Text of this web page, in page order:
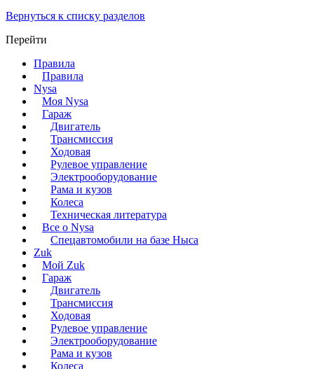
Вернуться к списку разделов
Перейти
Правила
Правила
Nysa
Моя Nysa
Гараж
Двигатель
Трансмиссия
Ходовая
Рулевое управление
Электрооборудование
Рама и кузов
Колеса
Техническая литература
Все о Nysa
Спецавтомобили на базе Ныса
Zuk
Мой Zuk
Гараж
Двигатель
Трансмиссия
Ходовая
Рулевое управление
Электрооборудование
Рама и кузов
Колеса